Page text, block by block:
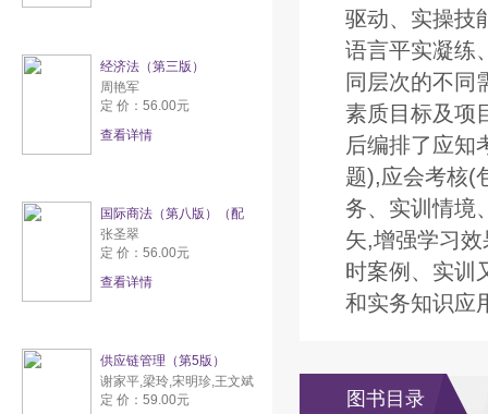
经济法（第三版）
周艳军
定 价：56.00元
查看详情
国际商法（第八版）（配
张圣翠
定 价：56.00元
查看详情
供应链管理（第5版）
谢家平,梁玲,宋明珍,王文斌
定 价：59.00元
驱动、实操技
语言平实凝练
同层次的不同
素质目标及项
后编排了应知
题),应会考核(
务、实训情境
矢,增强学习
时案例、实训
和实务知识应
图书目录